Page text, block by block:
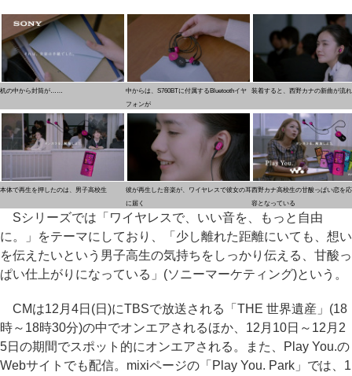
机の中から封筒が……
中からは、S760BTに付属するBluetoothイヤ
フォンが
装着すると、西野カナの新曲が流
本体で再生を押したのは、男子高校生
彼が再生した音楽が、ワイヤレスで彼女の耳
に届く
西野カナ高校生の甘酸っぱい恋を
容となっている
Sシリーズでは「ワイヤレスで、いい音を、もっと自由
に。」をテーマにしており、「少し離れた距離にいても、想い
を伝えたいという男子高生の気持ちをしっかり伝える、甘酸っ
ぱい仕上がりになっている」(ソニーマーケティング)という。
CMは12月4日(日)にTBSで放送される「THE 世界遺産」(18
時～18時30分)の中でオンエアされるほか、12月10日～12月2
5日の期間でスポット的にオンエアされる。また、Play You.の
Webサイトでも配信。mixiページの「Play You. Park」では、1